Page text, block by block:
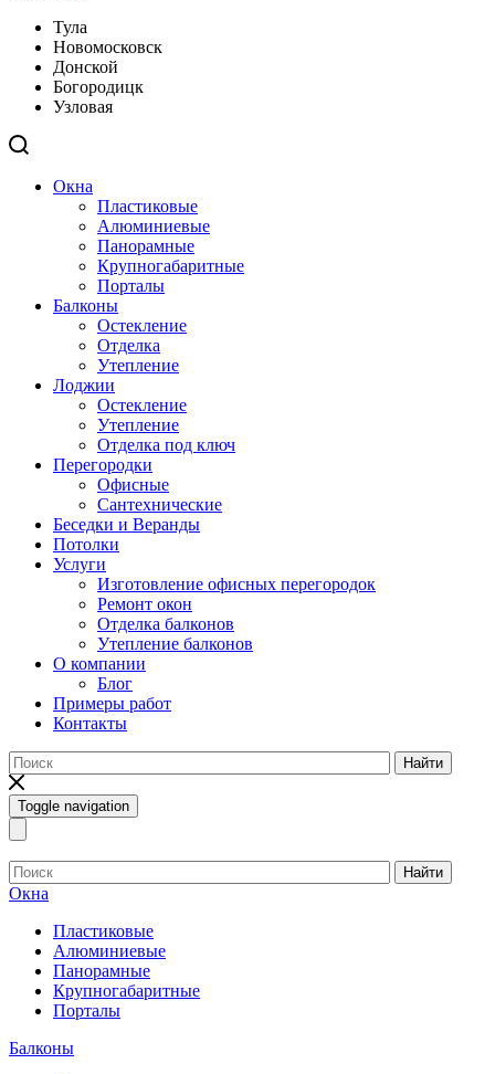
Тула
Новомосковск
Донской
Богородицк
Узловая
Окна
Пластиковые
Алюминиевые
Панорамные
Крупногабаритные
Порталы
Балконы
Остекление
Отделка
Утепление
Лоджии
Остекление
Утепление
Отделка под ключ
Перегородки
Офисные
Сантехнические
Беседки и Веранды
Потолки
Услуги
Изготовление офисных перегородок
Ремонт окон
Отделка балконов
Утепление балконов
О компании
Блог
Примеры работ
Контакты
Найти
Toggle navigation
Найти
Окна
Пластиковые
Алюминиевые
Панорамные
Крупногабаритные
Порталы
Балконы